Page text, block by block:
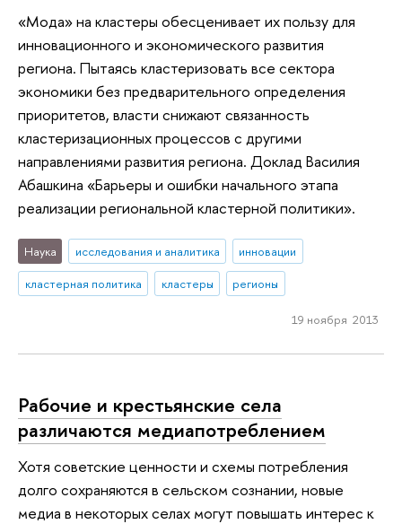
«Мода» на кластеры обесценивает их пользу для
инновационного и экономического развития
региона. Пытаясь кластеризовать все сектора
экономики без предварительного определения
приоритетов, власти снижают связанность
кластеризационных процессов с другими
направлениями развития региона. Доклад Василия
Абашкина «Барьеры и ошибки начального этапа
реализации региональной кластерной политики».
Наука исследования и аналитика
инновации
кластерная политика
кластеры регионы
19 ноября 2013
Рабочие и крестьянские села
различаются медиапотреблением
Хотя советские ценности и схемы потребления
долго сохраняются в сельском сознании, новые
медиа в некоторых селах могут повышать интерес к